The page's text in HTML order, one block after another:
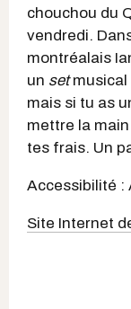
chouchou du
vendredi.
montréalais
un setmusical
mais si tu as
mettre la
tes frais. Un
Accessibilité :
Site Internet